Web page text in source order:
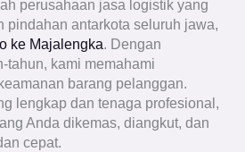
perusahaan jasa logistik yang
pindahan antarkota seluruh jawa,
ke Majalengka. Dengan
tahun, kami memahami
barang pelanggan.
lengkap dan tenaga profesional,
Anda dikemas, diangkut, dan
cepat.